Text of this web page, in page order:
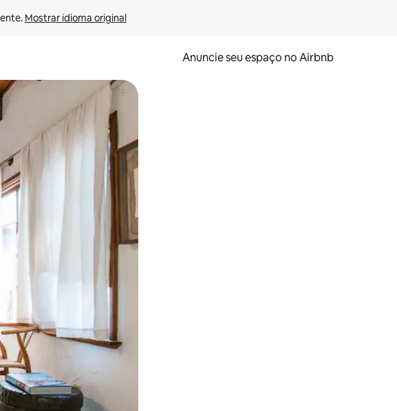
Mostrar idioma original
Anuncie seu espaço no Airbnb
ou tocando e deslizando o dedo na tela.